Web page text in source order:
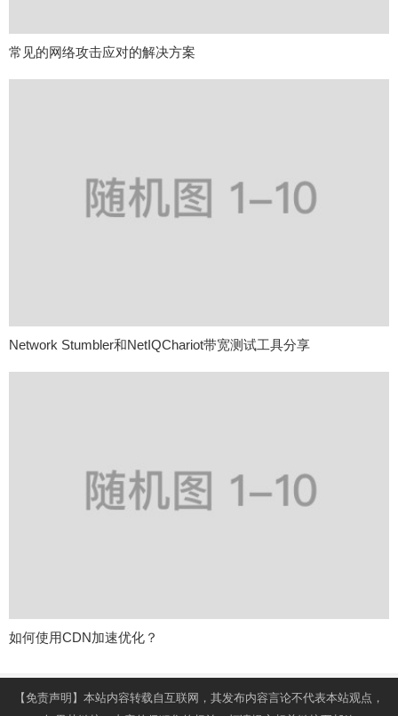
常见的网络攻击应对的解决方案
Network Stumbler和NetIQChariot带宽测试工具分享
如何使用CDN加速优化？
【免责声明】本站内容转载自互联网，其发布内容言论不代表本站观点，